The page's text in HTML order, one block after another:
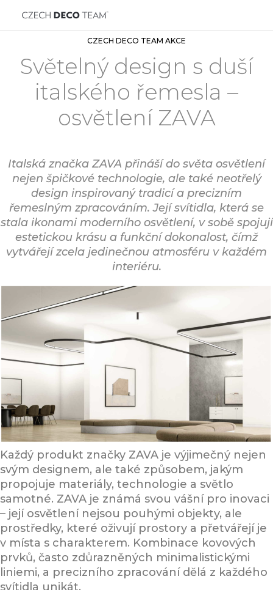
CZECH DECO TEAM AKCE
Světelný design s duší
italského řemesla –
osvětlení ZAVA
Italská značka ZAVA přináší do světa osvětlení
nejen špičkové technologie, ale také neotřelý
design inspirovaný tradicí a precizním
řemeslným zpracováním. Její svítidla, která se
stala ikonami moderního osvětlení, v sobě spojují
estetickou krásu a funkční dokonalost, čímž
vytvářejí zcela jedinečnou atmosféru v každém
interiéru.
Umění světla: Svítidla, která inspirují
Každý produkt značky ZAVA je výjimečný nejen
svým designem, ale také způsobem, jakým
propojuje materiály, technologie a světlo
samotné. ZAVA je známá svou vášní pro inovaci
– její osvětlení nejsou pouhými objekty, ale
prostředky, které oživují prostory a přetvářejí je
v místa s charakterem. Kombinace kovových
prvků, často zdůrazněných minimalistickými
liniemi, a precizního zpracování dělá z každého
svítidla unikát.